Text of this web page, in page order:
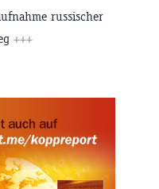
russischer
+++